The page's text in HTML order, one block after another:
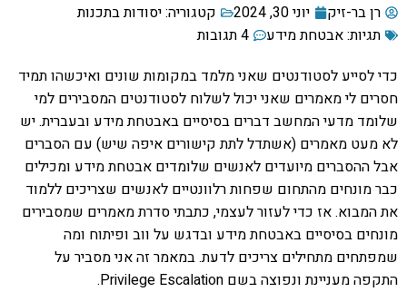
רן בר-זיק יוני 30, 2024 קטגוריה:יסודות בתכנות
תגיות:אבטחת מידע
4 תגובות
כדי לסייע לסטודנטים שאני מלמד במקומות שונים ואיכשהו תמיד
חסרים לי מאמרים שאני יכול לשלוח לסטודנטים המסבירים למי
שלומד מדעי המחשב דברים בסיסיים באבטחת מידע ובעברית. יש
לא מעט מאמרים (אשתדל לתת קישורים איפה שיש) עם הסברים
אבל ההסברים מיועדים לאנשים שלומדים אבטחת מידע ומכילים
כבר מונחים מהתחום שפחות רלוונטיים לאנשים שצריכים ללמוד
את המבוא. אז כדי לעזור לעצמי, כתבתי סדרת מאמרים שמסבירים
מונחים בסיסיים באבטחת מידע ובדגש על ווב ופיתוח ומה
שמפתחים מתחילים צריכים לדעת. במאמר זה אני מסביר על
התקפה מעניינת ונפוצה בשם Privilege Escalation.